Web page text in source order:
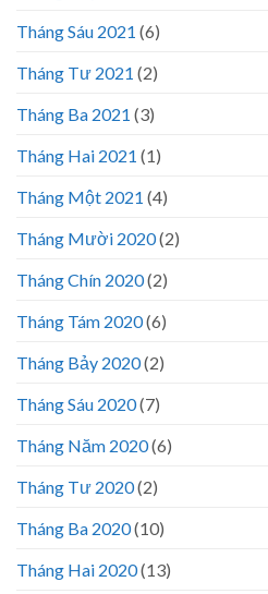
Tháng Sáu 2021 (6)
Tháng Tư 2021 (2)
Tháng Ba 2021 (3)
Tháng Hai 2021 (1)
Tháng Một 2021 (4)
Tháng Mười 2020(2)
Tháng Chín 2020(2)
Tháng Tám 2020(6)
Tháng Bảy 2020(2)
Tháng Sáu 2020(7)
Tháng Năm 2020(6)
Tháng Tư 2020(2)
Tháng Ba 2020(10)
Tháng Hai 2020(13)